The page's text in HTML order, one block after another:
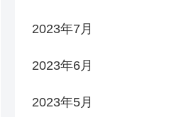
2023年7月
2023年6月
2023年5月